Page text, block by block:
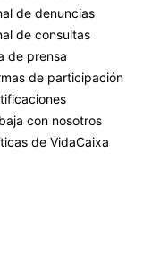
de denuncias
de consultas
de prensa
de participación
con nosotros
de VidaCaixa